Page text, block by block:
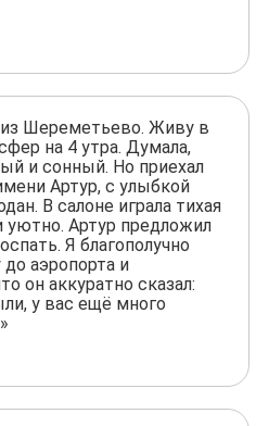
из Шереметьево. Живу в
на 4 утра. Думала,
и сонный. Но приехал
Артур, с улыбкой
В салоне играла тихая
уютно. Артур предложил
Я благополучно
аэропорта и
он аккуратно сказал:
у вас ещё много